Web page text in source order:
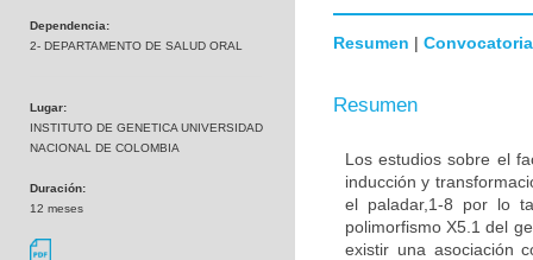
Dependencia:
2- DEPARTAMENTO DE SALUD ORAL
Lugar:
INSTITUTO DE GENETICA UNIVERSIDAD
NACIONAL DE COLOMBIA
Duración:
12 meses
Resumen | Convocatoria
Resumen
Los estudios sobre el
inducción y
el paladar,1-8 por lo
polimorfismo X5.1 del
existir una asociación